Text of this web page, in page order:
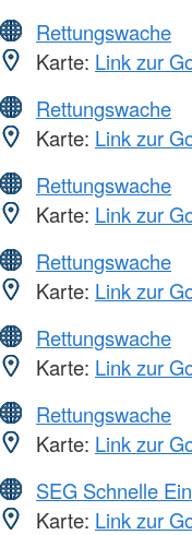
Rettungswache
Karte: Link zur
Rettungswache
Karte: Link zur
Rettungswache
Karte: Link zur
Rettungswache
Karte: Link zur
Rettungswache
Karte: Link zur
Rettungswache
Karte: Link zur
SEG Schnelle
Karte: Link zur